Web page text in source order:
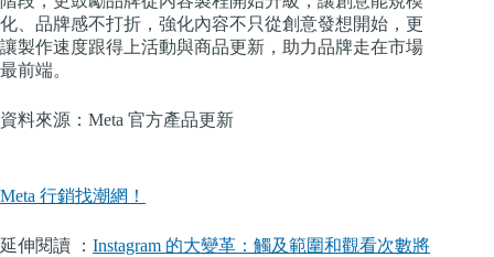
化、品牌感不打折，強化內容不只從創意發想開始，更
讓製作速度跟得上活動與商品更新，助力品牌走在市場
最前端。
資料來源：Meta 官方產品更新
Meta 行銷找潮網！
延伸閱讀 ： Instagram 的大變革：觸及範圍和觀看次數將